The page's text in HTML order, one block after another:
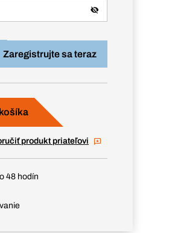
Zaregistrujte sa teraz
produkt priateľovi
48 hodín